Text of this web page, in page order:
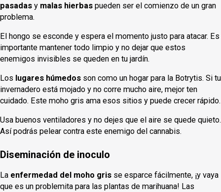
pasadas y malas hierbas pueden ser el comienzo de un gran
problema.
El hongo se esconde y espera el momento justo para atacar. Es
importante mantener todo limpio y no dejar que estos
enemigos invisibles se queden en tu jardín.
Los lugares húmedos son como un hogar para la Botrytis. Si tu
invernadero está mojado y no corre mucho aire, mejor ten
cuidado. Este moho gris ama esos sitios y puede crecer rápido.
Usa buenos ventiladores y no dejes que el aire se quede quieto.
Así podrás pelear contra este enemigo del cannabis.
Diseminación de inoculo
La enfermedad del moho gris se esparce fácilmente, ¡y vaya
que es un problemita para las plantas de marihuana! Las